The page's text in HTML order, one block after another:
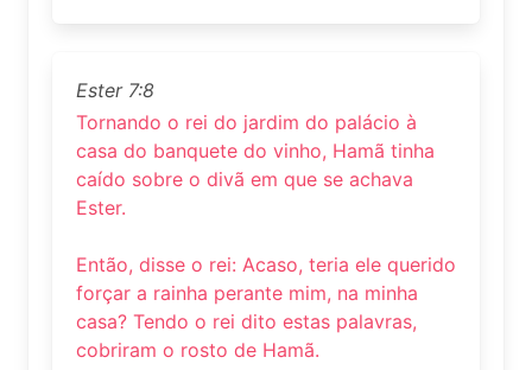
Ester 7:8
Tornando o rei do jardim do palácio à
casa do banquete do vinho, Hamã tinha
caído sobre o divã em que se achava
Ester.
Então, disse o rei: Acaso, teria ele querido
forçar a rainha perante mim, na minha
casa? Tendo o rei dito estas palavras,
cobriram o rosto de Hamã.